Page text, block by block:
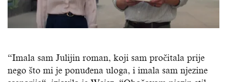
“Imala sam Julijin roman, koji sam pročitala prije
nego što mi je ponuđena uloga, i imala sam njezine